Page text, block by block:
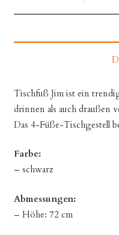
Tischfuß Jim ist ein
drinnen als auch draußen
Das 4-Füße-Tischgestell
Farbe:
– schwarz
Abmessungen:
– Höhe: 72 cm